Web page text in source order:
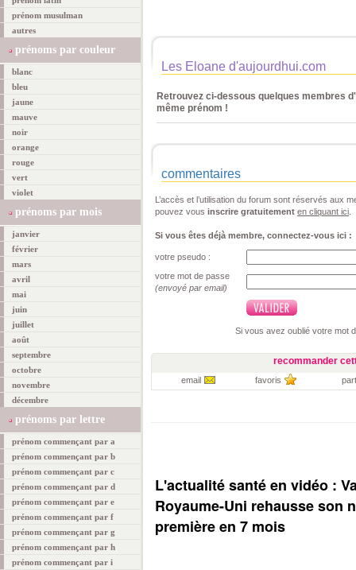
prénom musulman
autres
prénoms par couleur
blanc
bleu
jaune
mauve
noir
orange
rouge
vert
violet
prénoms par mois
janvier
février
mars
avril
mai
juin
juillet
août
septembre
octobre
novembre
décembre
prénoms par lettre
prénom commençant par a
prénom commençant par b
prénom commençant par c
prénom commençant par d
prénom commençant par e
prénom commençant par f
prénom commençant par g
prénom commençant par h
prénom commençant par i
Les Eloane d'aujourdhui.com
Retrouvez ci-dessous quelques membres
même prénom !
commentaires
L’accès et l’utilisation du forum sont réservés aux
pouvez vous inscrire gratuitement en cliquant ici
Si vous êtes déjà membre, connectez-vous ici :
votre pseudo :
votre mot de passe
(envoyé par email)
Si vous avez oublié votre mot
recommander
email favoris
L'actualité santé en vidéo :
Royaume-Uni rehausse son
première en 7 mois